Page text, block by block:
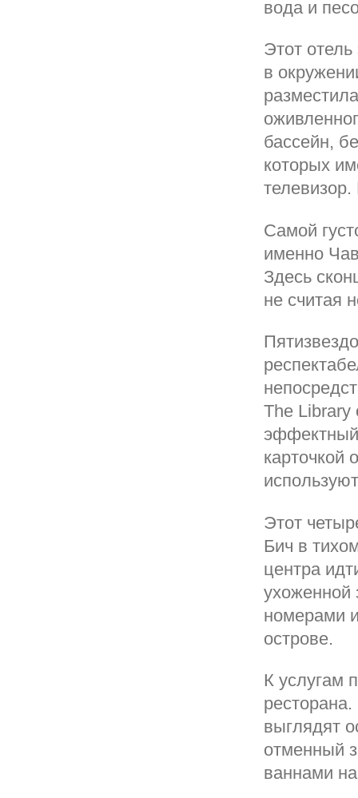
вода и
Этот
в
бассейн,
которых
Самой
именно
Здесь
не считая
The Library
эффектный
карточкой
Этот
Бич в
центра
ухоженной
номерами
острове.
К услугам
выглядят
отменный
ваннами